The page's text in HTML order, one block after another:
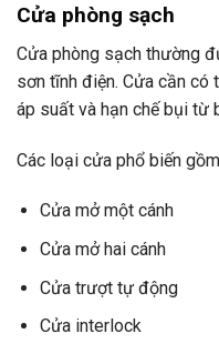
Cửa phòng sạch
Cửa phòng sạch thường
sơn tĩnh điện. Cửa cần có
áp suất và hạn chế bụi từ
Các loại cửa phổ biến
Cửa mở một cánh
Cửa mở hai cánh
Cửa trượt tự động
Cửa interlock